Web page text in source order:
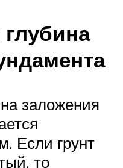
заложения
Если грунт
то